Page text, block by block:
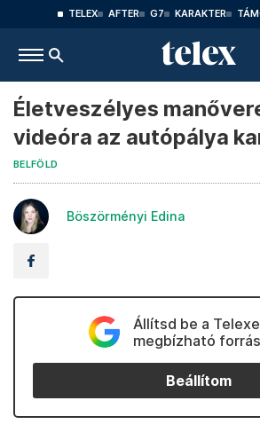
TELEX AFTER G7 KARAKTER
Életveszélyes
videóra az autópálya
BELFÖLD
Böszörményi Edina
Állítsd be a
megbízható
Beállítom